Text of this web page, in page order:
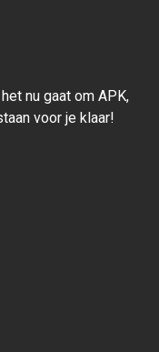
nu gaat om APK,
voor je klaar!